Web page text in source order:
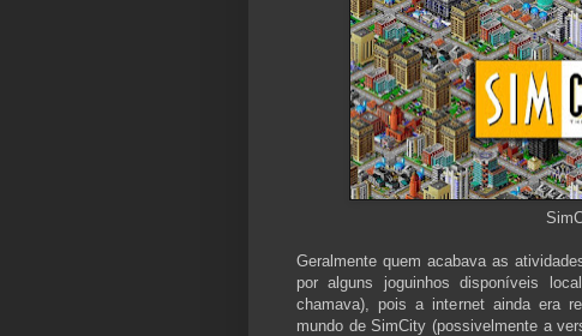
Geralmente quem acabava as
por alguns joguinhos disponíveis
chamava), pois a internet ainda era
mundo de SimCity (possivelmente a